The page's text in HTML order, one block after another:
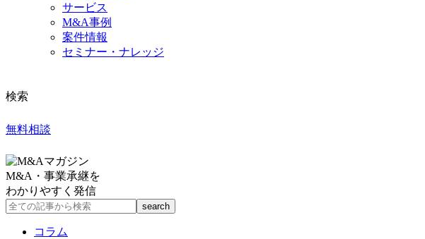
サービス
M&A事例
案件情報
セミナー・ナレッジ
検索
無料相談
M&A・事業承継を
わかりやすく発信
コラム